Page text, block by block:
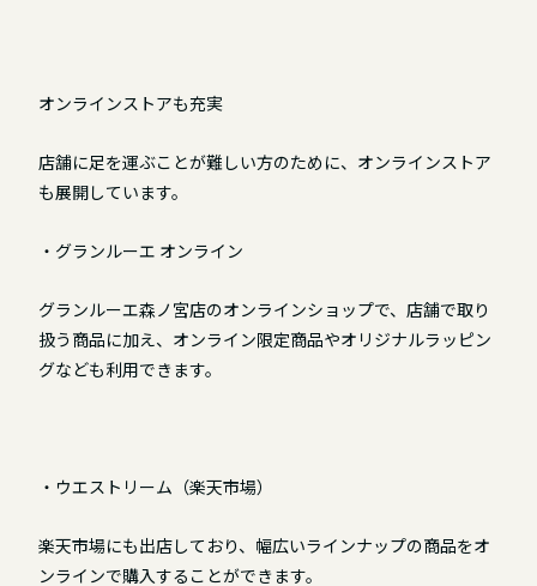
オンラインストアも充実
店舗に足を運ぶことが難しい方のために、オンラインストア
も展開しています。
・グランルーエ オンライン
グランルーエ森ノ宮店のオンラインショップで、店舗で取り
扱う商品に加え、オンライン限定商品やオリジナルラッピン
グなども利用できます。
・ウエストリーム（楽天市場）
楽天市場にも出店しており、幅広いラインナップの商品をオ
ンラインで購入することができます。